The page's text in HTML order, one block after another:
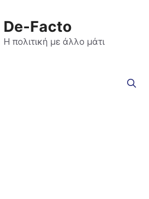
De-Facto
Η πολιτική με άλλο μάτι